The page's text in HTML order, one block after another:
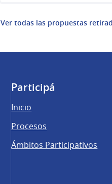
Ver todas las propuestas
Participá
Inicio
Procesos
Ámbitos Participativos